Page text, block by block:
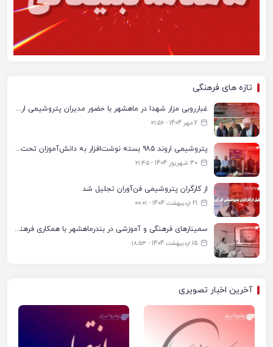
تازه های فرهنگی
غبارروبی مزار شهدا در ماهشهر با حضور مدیران پتروشیمی اروند و مسئولان شهری
2 مهر 1404 - ۲۱:۵۶
پتروشیمی اروند ۹۸۵ بسته نوشت‌افزار به دانش‌آموزان تحت پوشش کمیته امداد بندرماهشهر اهدا کرد
30 شهریور 1404 - ۲۱:۴۵
از کارگران پتروشیمی فن‌آوران تجلیل شد
21 اردیبهشت 1404 - ۰۰:۰۱
سمینارهای فرهنگی و آموزشی در بندرماهشهر با همکاری فرهنگ‌سرای پتروشیمی مارون
15 اردیبهشت 1404 - ۱۸:۵۳
آخرین اخبار تصویری